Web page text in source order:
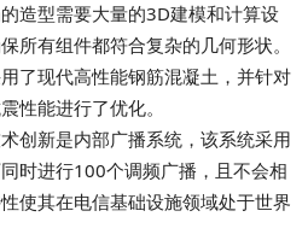
造型需要大量的3D建模和计算设
所有组件都符合复杂的几何形状。
用了现代高性能钢筋混凝土，并针对
性能进行了优化。
创新是内部广播系统，该系统采用
时进行100个调频广播，且不会相
使其在电信基础设施领域处于世界